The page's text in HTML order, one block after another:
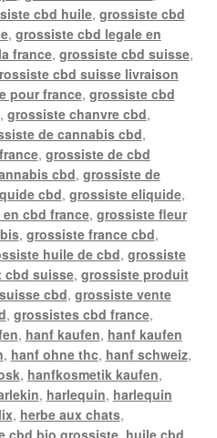
cbd huile, grossiste cbd
, grossiste cbd legale en
france, grossiste cbd suisse,
cbd suisse livraison
pour france, grossiste cbd
, grossiste chanvre cbd,
de cannabis cbd,
, grossiste de cbd
cbd, grossiste de
cbd, grossiste eliquide,
cbd france, grossiste fleur
, grossiste france cbd,
huile de cbd, grossiste
cbd suisse, grossiste produit
cbd, grossiste vente
, grossistes cbd france,
, hanf kaufen, hanf kaufen
, hanf ohne thc, hanf schweiz,
, hanfkosmetik kaufen,
, harlequin, harlequin
, herbe aux chats,
cbd bio grossiste, huile cbd